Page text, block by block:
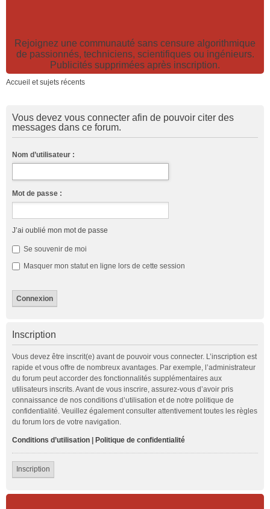
Rejoignez une communauté sans censure algorithmique
de passionnés, techniciens, scientifiques ou ingénieurs.
Publicités supprimées après inscription.
Accueil et sujets récents
Vous devez vous connecter afin de pouvoir citer des
messages dans ce forum.
Nom d’utilisateur :
Mot de passe :
J’ai oublié mon mot de passe
Se souvenir de moi
Masquer mon statut en ligne lors de cette session
Inscription
Vous devez être inscrit(e) avant de pouvoir vous connecter. L’inscription est
rapide et vous offre de nombreux avantages. Par exemple, l’administrateur
du forum peut accorder des fonctionnalités supplémentaires aux
utilisateurs inscrits. Avant de vous inscrire, assurez-vous d’avoir pris
connaissance de nos conditions d’utilisation et de notre politique de
confidentialité. Veuillez également consulter attentivement toutes les règles
du forum lors de votre navigation.
Conditions d’utilisation Politique de confidentialité
Inscription